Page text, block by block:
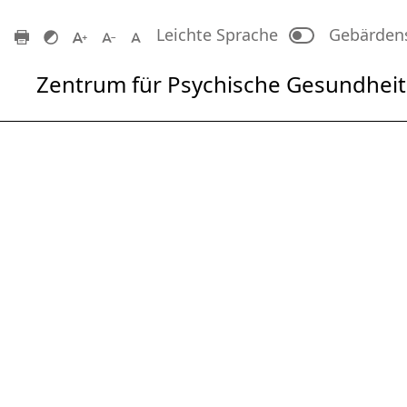
Zentrum für Psychische
Leichte Sprache